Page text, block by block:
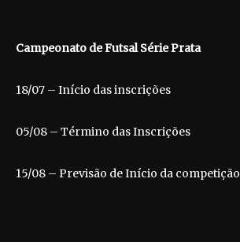
Campeonato de Futsal Série Prata
18/07 – Início das inscrições
05/08 – Término das Inscrições
15/08 – Previsão de Início da competição